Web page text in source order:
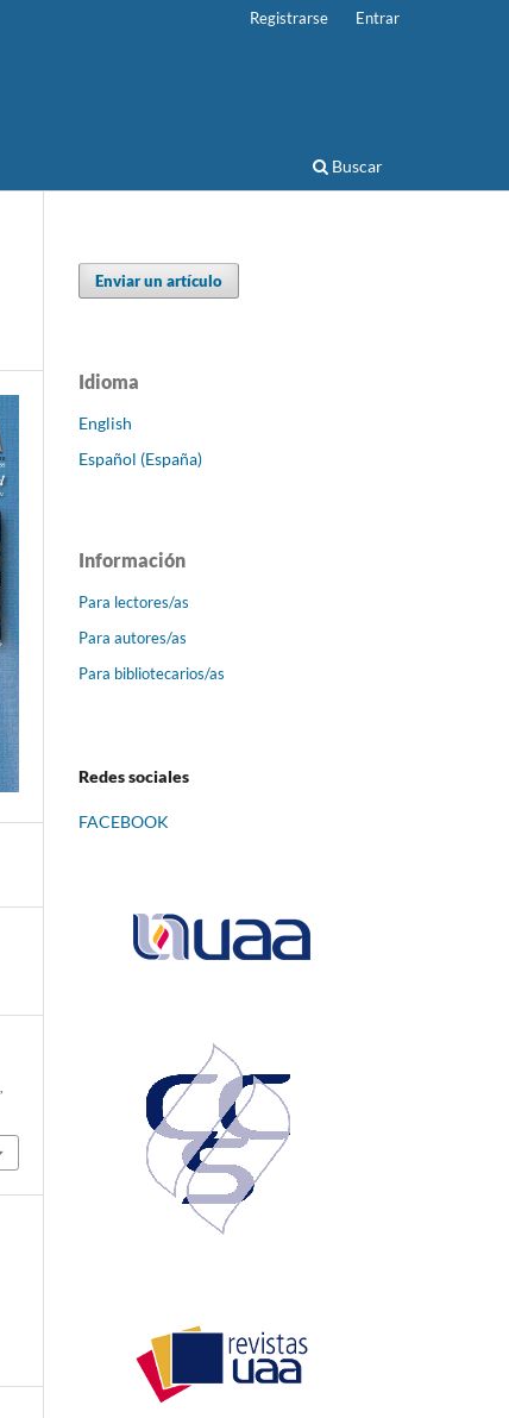
Buscar
Registrarse Entrar
Enviar un artículo
Idioma
English
Español (España)
Información
Para lectores/as
Para autores/as
Para bibliotecarios/as
Redes sociales
FACEBOOK